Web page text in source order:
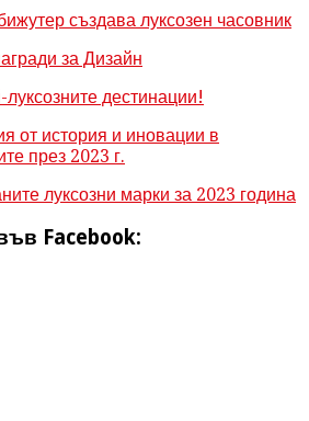
създава луксозен часовник
за Дизайн
луксозните дестинации!
от история и иновации в
през 2023 г.
луксозни марки за 2023 година
Facebook: